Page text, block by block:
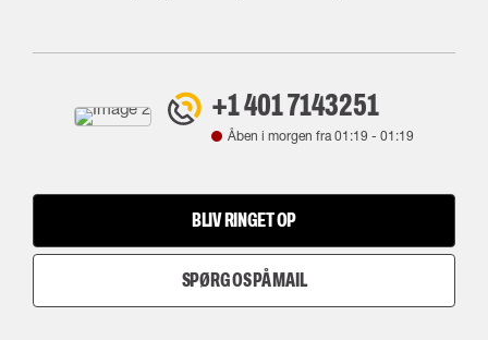
+1 401 7143251
Åben i morgen fra01:19 - 01:19
BLIV RINGET OP
SPØRG OS PÅ MAIL